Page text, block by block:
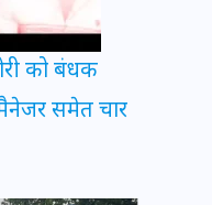
को बंधक
समेत चार